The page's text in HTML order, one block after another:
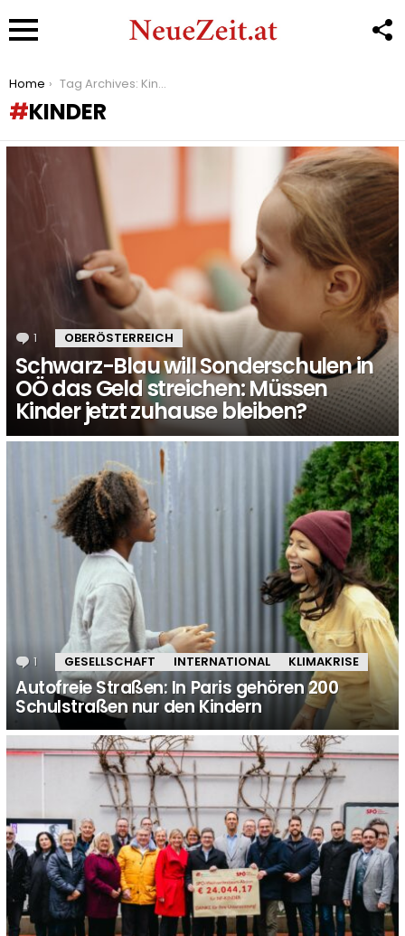
You are here:
Home Tag Archives: Kinder
KINDER
LATEST
STORIES
1 Kommentar
OBERÖSTERREICH
Schwarz-Blau will Sonderschulen in
OÖ das Geld streichen: Müssen
Kinder jetzt zuhause bleiben?
1 Kommentar
GESELLSCHAFT INTERNATIONAL KLIMAKRISE
Autofreie Straßen: In Paris gehören 200
Schulstraßen nur den Kindern